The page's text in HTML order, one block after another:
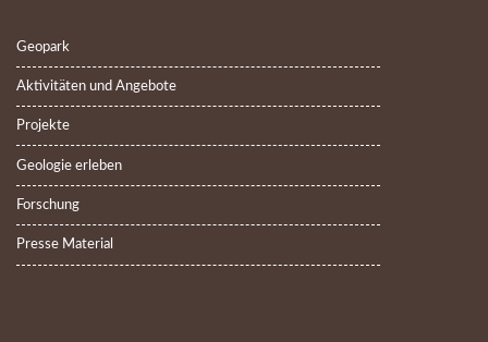
Geopark
Aktivitäten und Angebote
Projekte
Geologie erleben
Forschung
Presse Material